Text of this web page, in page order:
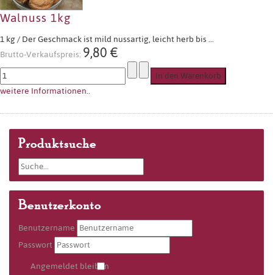
Walnuss 1kg
1 kg / Der Geschmack ist mild nussartig, leicht herb bis ...
Brutto-Verkaufspreis:9,80 €
weitere Informationen..
Produktsuche
Benutzerkonto
Benutzername
Passwort
Angemeldet bleiben